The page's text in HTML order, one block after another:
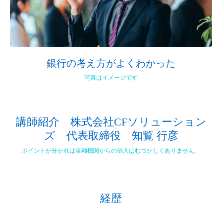
銀行の考え方がよくわかった
写真はイメージです
講師紹介 株式会社CFソリューション
ズ 代表取締役 知覧 行彦
ポイントが分かれば金融機関からの借入はむつかしくありません。
経歴